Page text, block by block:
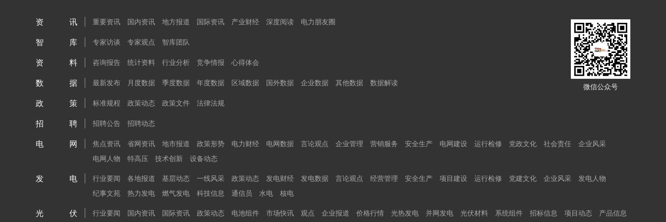
微信公众号
资讯 重要资讯 国内资讯 地方报道 国际资讯 产业财经 深度阅读 电力朋友圈
智库 专家访谈 专家观点 智库团队
资料 咨询报告 统计资料 行业分析 竞争情报 心得体会
数据 最新发布 月度数据 季度数据 年度数据 区域数据 国外数据 企业数据 其他数据 数据解读
政策 标准规程 政策动态 政策文件 法律法规
招聘 招聘公告 招聘动态
电网 焦点资讯 省网资讯 地市报道 政策形势 电力财经 电网数据 言论观点 企业管理 营销服务 安全生产 电网建设 运行检修 党政文化 社会责任
企业风采
电网人物
特高压 技术创新 设备动态
发电 行业要闻 各地报道 基层动态 一线风采 政策动态 发电财经 发电数据 言论观点 经营管理 安全生产 项目建设 运行检修 党建文化 企业风采
发电人物
纪事文苑
热力发电 燃气发电 科技信息 通信员 水电 核电
光伏 行业要闻 国内资讯 国际资讯 政策动态 电池组件 市场快讯 观点 企业报道 价格行情 光热发电 并网发电 光伏材料 系统组件 招标信息 项目动态 产品信息